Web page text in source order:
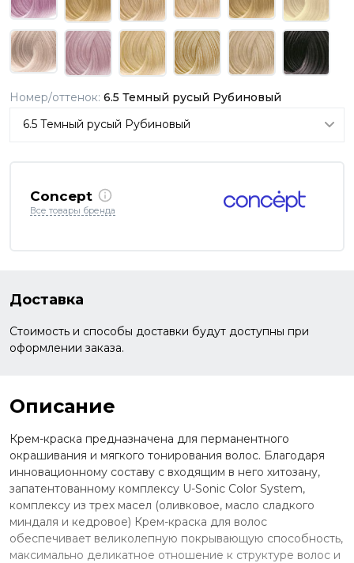
Номер/оттенок: 6.5 Темный русый Рубиновый
Concept
Все товары бренда
Доставка
Стоимость и способы доставки будут доступны при
оформлении заказа.
Описание
Крем-краска предназначена для перманентного
окрашивания и мягкого тонирования волос. Благодаря
инновационному составу с входящим в него хитозану,
запатентованному комплексу U-Sonic Color System,
комплексу из трех масел (оливковое, масло сладкого
миндаля и кедровое) Крем-краска для волос
обеспечивает великолепную покрывающую способность,
максимально деликатное отношение к структуре волос и